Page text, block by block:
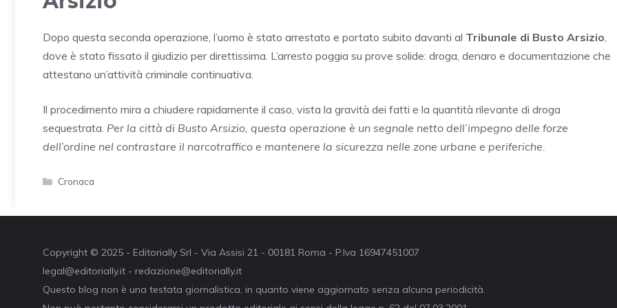
Dopo questa seconda operazione, l’uomo è stato arrestato e portato subito davanti al Tribunale di Busto Arsizio
dove è stato fissato il giudizio per direttissima. L’arresto poggia su prove solide: droga, denaro e documentazione che
attestano un’attività criminale continuativa.
Il procedimento mira a chiudere rapidamente il caso, vista la gravità dei fatti e la quantità rilevante di droga
sequestrata. Per la città di Busto Arsizio, questa operazione è un segnale netto dell’impegno delle forze
dell’ordine nel contrastare il narcotraffico e mantenere la sicurezza nelle zone urbane e periferiche.
Categorie
Cronaca
Copyright © 2025 - Editorially Srl - Via Assisi 21 - 00181 Roma - P.Iva 16947451007
legal@editorially.it - redazione@editorially.it
Questo blog non è una testata giornalistica, in quanto viene aggiornato senza alcuna periodicità.